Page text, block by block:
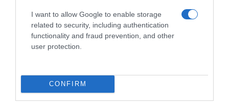
I want to allow Google to enable storage
related to security, including authentication
functionality and fraud prevention, and other
user protection.
CONFIRM
«Τυπολογίες» στο
YouTube: Ο Δήμος
Βερύκιος ανοίγει τα
χαρτιά του – Vidcast
ΤΣΟΥΝΑΜΙ ψηφιακής